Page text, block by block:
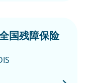
国残障保险